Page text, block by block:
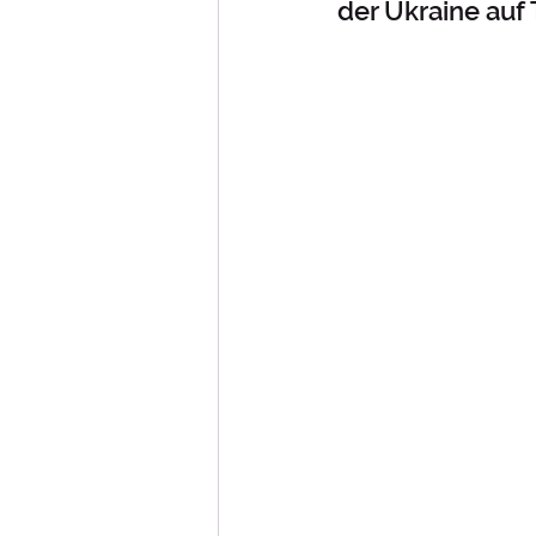
Johanna Quaas
der Ukraine auf